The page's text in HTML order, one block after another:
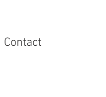
Contact